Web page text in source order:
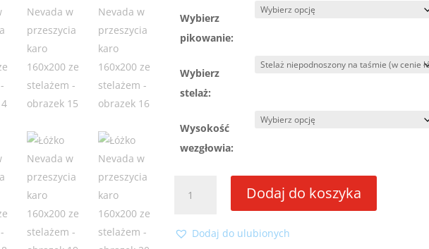
Wybierz
pikowanie:
Wybierz
stelaż:
Wysokość
wezgłowia:
Łóżko
w
Dodaj do koszyka
Dodaj do ulubionych